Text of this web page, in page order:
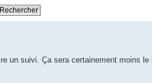
un suivi. Ça sera certainement moins